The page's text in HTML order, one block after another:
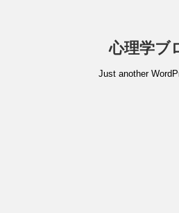
心理学ブ
Just another